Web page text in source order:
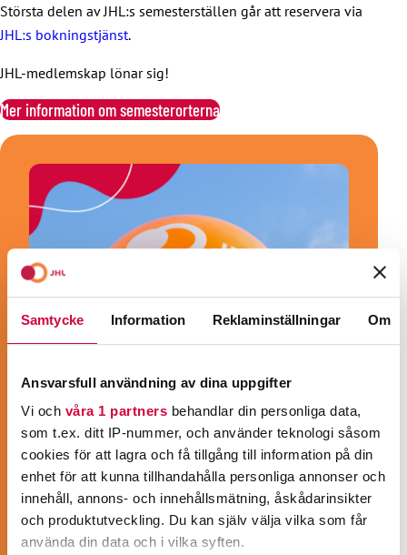
Samtycke Information Reklaminställningar Om
Ansvarsfull användning av dina uppgifter
Vi och våra 1 partners behandlar din personliga data,
som t.ex. ditt IP-nummer, och använder teknologi såsom
cookies för att lagra och få tillgång till information på din
enhet för att kunna tillhandahålla personliga annonser och
innehåll, annons- och innehållsmätning, åskådarinsikter
och produktutveckling. Du kan själv välja vilka som får
använda din data och i vilka syften.
Största delen av JHL:s semesterställen går att reservera via
JHL:s bokningstjänst.
JHL-medlemskap lönar sig!
Mer information om semesterorterna
BLI MEDLEM!